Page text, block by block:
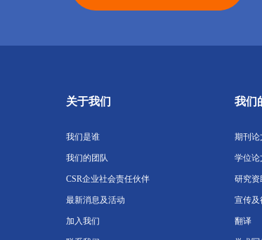
关于我们
我们是谁
我们的团队
CSR企业社会责任伙伴
最新消息及活动
加入我们
我们
期刊论
学位论
研究资
宣传及
翻译